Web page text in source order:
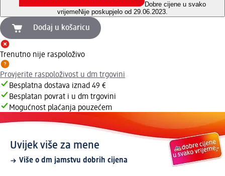
Dobre cijene u svako
vrijemeNije poskupjelo od 29.06.2023.
Dodaj u košaricu
Trenutno nije raspoloživo
Provjerite raspoloživost u dm trgovini
Besplatna dostava iznad 49 €
Besplatan povrat i u dm trgovini
Mogućnost plaćanja pouzećem
Uvijek više za mene
Više o dm jamstvu dobrih cijena